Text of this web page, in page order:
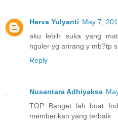
Herva Yulyanti May 7,
aku lebih suka yang
nguler yg arirang y mb?tp
Reply
Nusantara Adhiyaksa
TOP Banget lah buat
memberikan yang terbaik